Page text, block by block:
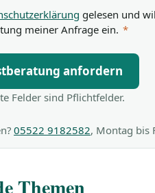
gelesen und
meiner Anfrage ein. *
anfordern
Felder sind Pflichtfelder.
05522 9182582, Montag bis
Themen